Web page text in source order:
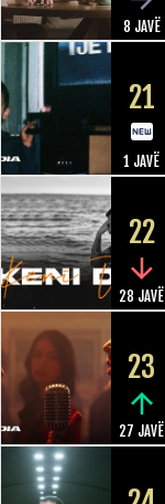
8 JAVË
21
1 JAVË
22
28 JAVË
23
27 JAVË